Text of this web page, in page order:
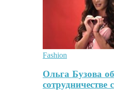
Fashion
Ольга Бузова